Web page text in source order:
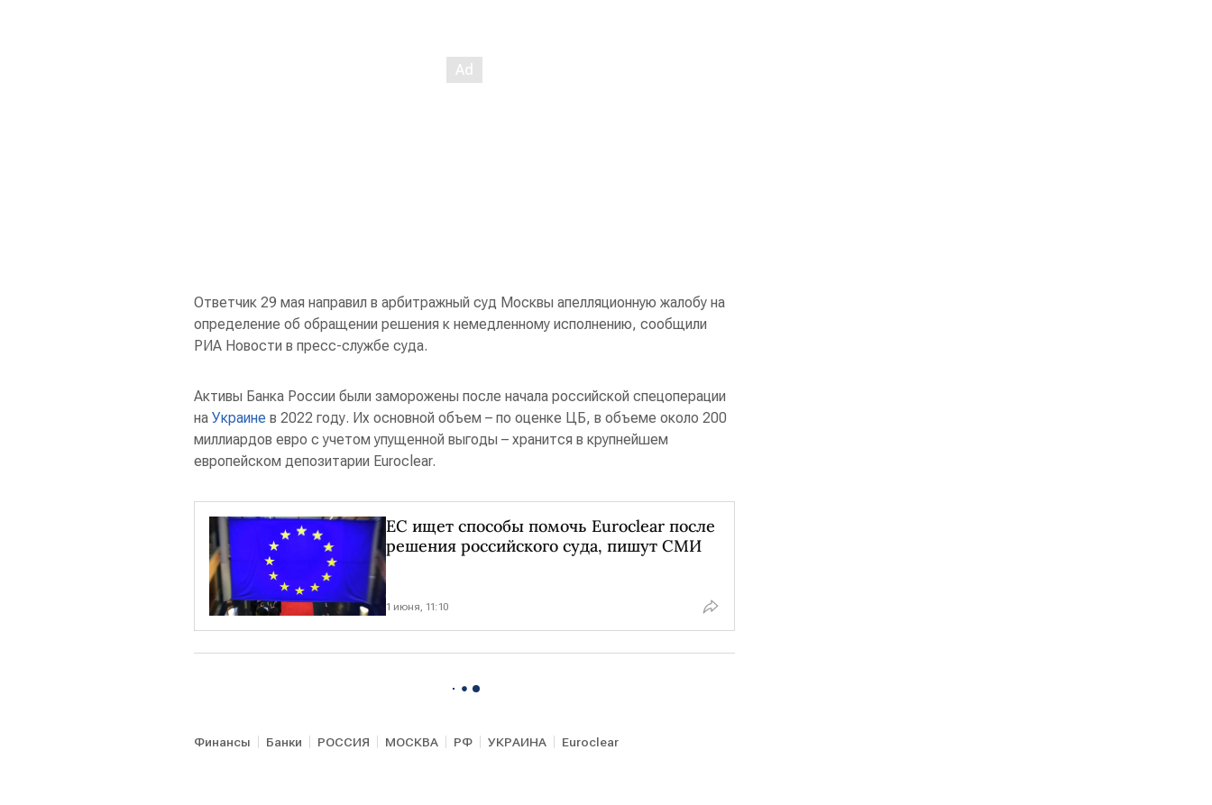
Ответчик 29 мая направил в арбитражный суд Москвы апелляционную жалобу на
определение об обращении решения к немедленному исполнению, сообщили
РИА Новости в пресс-службе суда.
Активы Банка России были заморожены после начала российской спецоперации
на Украине в 2022 году. Их основной объем – по оценке ЦБ, в объеме около 200
миллиардов евро с учетом упущенной выгоды – хранится в крупнейшем
европейском депозитарии Euroclear.
ЕС ищет способы помочь Euroclear после
решения российского суда, пишут СМИ
1 июня, 11:10
Финансы Банки РОССИЯ МОСКВА РФ УКРАИНА Euroclear